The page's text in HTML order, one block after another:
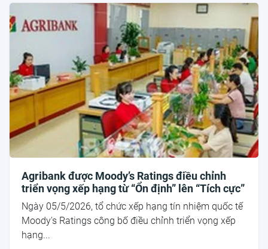
Agribank được Moody’s Ratings điều chỉnh
triển vọng xếp hạng từ “Ổn định” lên “Tích cực”
Ngày 05/5/2026, tổ chức xếp hạng tín nhiệm quốc tế
Moody's Ratings công bố điều chỉnh triển vọng xếp
hạng...